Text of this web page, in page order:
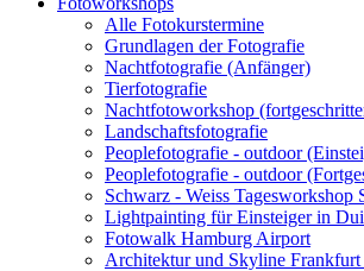
Alle Fotokurstermine
Grundlagen der Fotografie
Nachtfotografie (Anfänger)
Tierfotografie
Nachtfotoworkshop
Landschaftsfotografie
Peoplefotografie - outdoor
Peoplefotografie - outdoor
Schwarz - Weiss Tagesworkshop
Lightpainting für Einsteiger in
Fotowalk Hamburg Airport
Architektur und Skyline Frankfurt